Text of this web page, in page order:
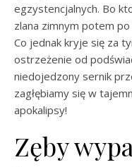
egzystencjalnych. Bo
zlana zimnym potem
Co jednak kryje się za
ostrzeżenie od
niedojedzony sernik
zagłębiamy się w
apokalipsy!
Zęby